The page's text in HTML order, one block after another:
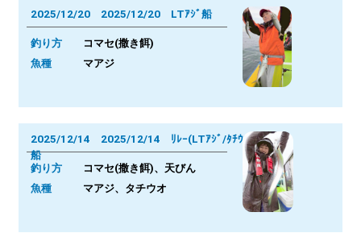
2025/12/20 2025/12/20 LTｱｼﾞ船
釣り方
コマセ(撒き餌)
魚種 マアジ
2025/12/14 2025/12/14 ﾘﾚｰ(LTｱｼﾞ/ﾀﾁｳｵ)
船
釣り方
コマセ(撒き餌)、天びん
魚種 マアジ、タチウオ